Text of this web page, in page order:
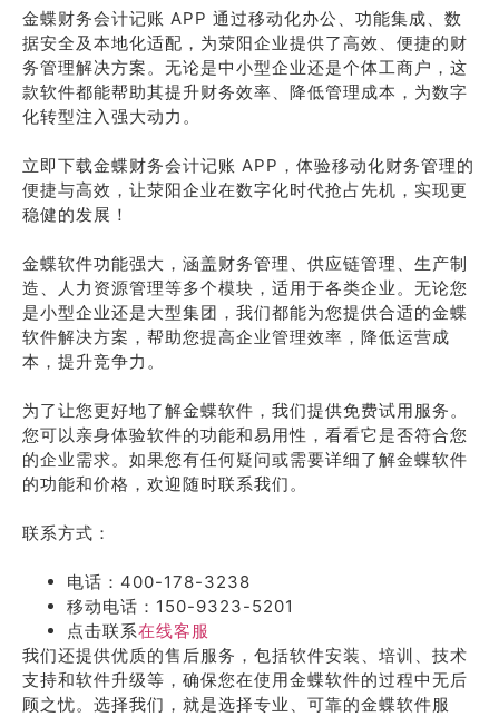
金蝶财务会计记账 APP 通过移动化办公、功能集成、数
据安全及本地化适配，为荥阳企业提供了高效、便捷的财
务管理解决方案。无论是中小型企业还是个体工商户，这
款软件都能帮助其提升财务效率、降低管理成本，为数字
化转型注入强大动力。
立即下载金蝶财务会计记账 APP，体验移动化财务管理的
便捷与高效，让荥阳企业在数字化时代抢占先机，实现更
稳健的发展！
金蝶软件功能强大，涵盖财务管理、供应链管理、生产制
造、人力资源管理等多个模块，适用于各类企业。无论您
是小型企业还是大型集团，我们都能为您提供合适的金蝶
软件解决方案，帮助您提高企业管理效率，降低运营成
本，提升竞争力。
为了让您更好地了解金蝶软件，我们提供免费试用服务。
您可以亲身体验软件的功能和易用性，看看它是否符合您
的企业需求。如果您有任何疑问或需要详细了解金蝶软件
的功能和价格，欢迎随时联系我们。
联系方式：
电话：400-178-3238
移动电话：150-9323-5201
点击联系在线客服
我们还提供优质的售后服务，包括软件安装、培训、技术
支持和软件升级等，确保您在使用金蝶软件的过程中无后
顾之忧。选择我们，就是选择专业、可靠的金蝶软件服